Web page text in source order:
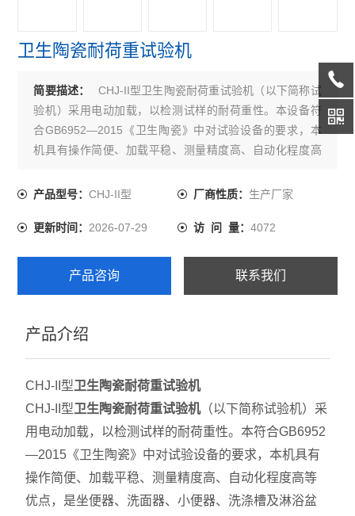
卫生陶瓷耐荷重试验机
简要描述：
CHJ-II型卫生陶瓷耐荷重试验机（以下简称试
验机）采用电动加载，以检测试样的耐荷重性。本设备符
合GB6952—2015《卫生陶瓷》中对试验设备的要求，本
机具有操作简便、加载平稳、测量精度高、自动化程度高
各种卫生陶瓷产品进行耐荷重性试验的理想设备。
产品型号：CHJ-II型 厂商性质： 生产厂家
更新时间：2026-07-29 访 问 量： 4072
产品咨询 联系我们
产品介绍
CHJ-II型卫生陶瓷耐荷重试验机
CHJ-II型卫生陶瓷耐荷重试验机（以下简称试验机）采
用电动加载，以检测试样的耐荷重性。本符合GB6952
—2015《卫生陶瓷》中对试验设备的要求，本机具有
操作简便、加载平稳、测量精度高、自动化程度高等
优点，是坐便器、洗面器、小便器、洗涤槽及淋浴盆